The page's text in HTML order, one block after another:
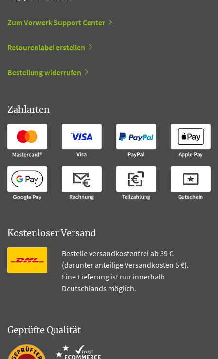
Zum Vorwerk Support Center
Retourenlabel erstellen
Bestellung widerrufen
Zahlarten
Kostenloser Versand
Bestelle versandkostenfrei ab 39 €
(darunter anteilige Versandkosten 5 €).
Eine Lieferung ist nur innerhalb
Deutschlands möglich.
Geprüfte Qualität